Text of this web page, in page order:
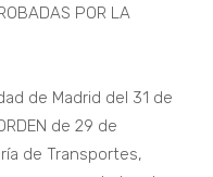
POR LA
de Madrid del 31 de
de 29 de
de Transportes,